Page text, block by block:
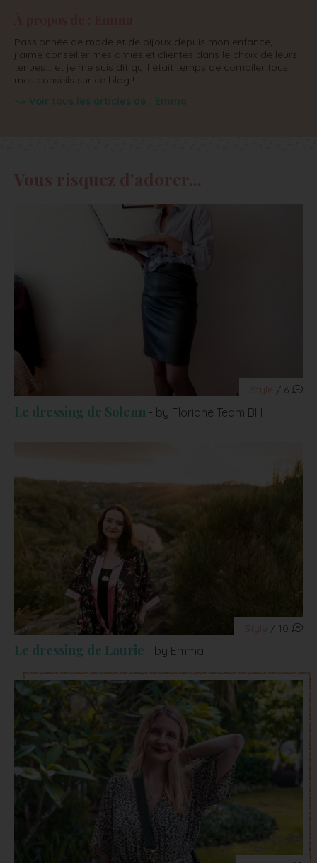
Passionnée de mode et de bijoux depuis mon enfance,
j'aime conseiller mes amies et clientes dans le choix de leurs
tenues... et je me suis dit qu'il était temps de compiler tous
mes conseils sur ce blog !
Voir tous les articles de : Emma
/ 6
Le dressing de Solenn - by Floriane Team BH
/ 10
Le dressing de Laurie - by Emma